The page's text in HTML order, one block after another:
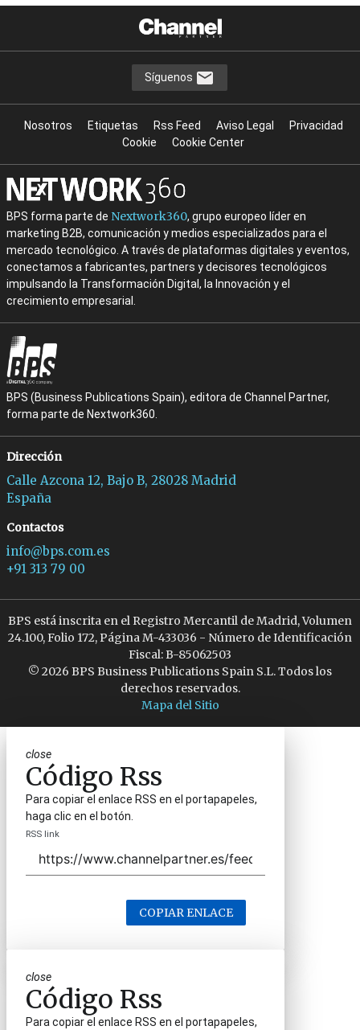
Síguenos
Nosotros Etiquetas Rss Feed Aviso Legal
Privacidad
Cookie
Cookie Center
BPS forma parte de Nextwork360, grupo europeo líder en
marketing B2B, comunicación y medios especializados para el
mercado tecnológico. A través de plataformas digitales y eventos,
conectamos a fabricantes, partners y decisores tecnológicos
impulsando la Transformación Digital, la Innovación y el
crecimiento empresarial.
BPS (Business Publications Spain), editora de Channel Partner,
forma parte de Nextwork360.
Dirección
Calle Azcona 12, Bajo B, 28028 Madrid
España
Contactos
info@bps.com.es
+91 313 79 00
BPS está inscrita en el Registro Mercantil de Madrid, Volumen
24.100, Folio 172, Página M-433036 - Número de Identificación
Fiscal: B-85062503
© 2026 BPS Business Publications Spain S.L. Todos los
derechos reservados.
Mapa del Sitio
close
Código Rss
Para copiar el enlace RSS en el portapapeles,
haga clic en el botón.
RSS link
COPIAR ENLACE
close
Código Rss
Para copiar el enlace RSS en el portapapeles,